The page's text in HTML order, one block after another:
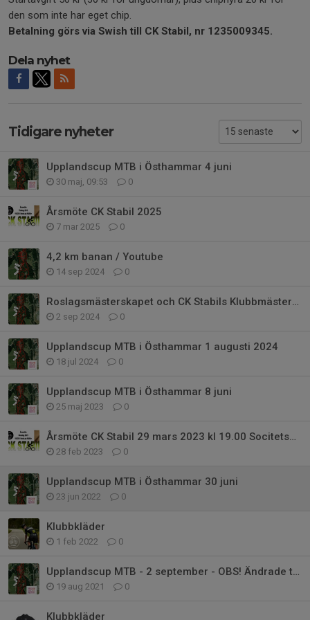
den som inte har eget chip.
Betalning görs via Swish till CK Stabil, nr 1235009345.
Dela nyhet
Tidigare nyheter
Upplandscup MTB i Östhammar 4 juni
30 maj, 09:53 0
Årsmöte CK Stabil 2025
7 mar 2025 0
4,2 km banan / Youtube
14 sep 2024 0
Roslagsmästerskapet och CK Stabils Klubbmästerskap i MTB 15 september
2 sep 2024 0
Upplandscup MTB i Östhammar 1 augusti 2024
18 jul 2024 0
Upplandscup MTB i Östhammar 8 juni
25 maj 2023 0
Årsmöte CK Stabil 29 mars 2023 kl 19.00 Socitetshuset Källör
28 feb 2023 0
Upplandscup MTB i Östhammar 30 juni
23 jun 2022 0
Klubbkläder
1 feb 2022 0
Upplandscup MTB - 2 september - OBS! Ändrade tider
19 aug 2021 0
Klubbkläder